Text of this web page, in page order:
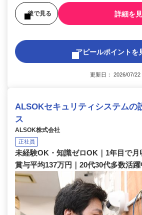
後で見る 詳細を
アピールポイントを
更新日： 2026/07/
ALSOKセキュリティシステムの
ス
ALSOK株式会社
正社員
未経験OK・知識ゼロOK｜1年目で月
賞与平均137万円｜20代30代多数活躍